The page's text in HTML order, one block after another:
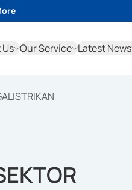
Our Service Latest News